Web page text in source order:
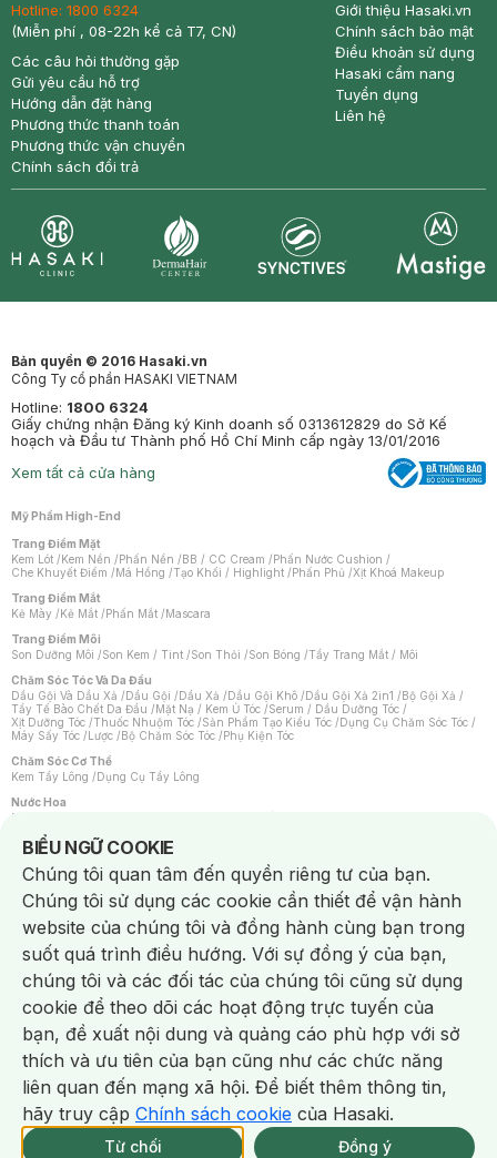
NowFree 2H Giao Nhanh Miễn Phí 2H Xem chi tiết
124/337 CN CÒN SP Mua online
Hotline: 1800 6324
(Miễn phí , 08-22h kể cả T7, CN)
Các câu hỏi thường gặp
Gửi yêu cầu hỗ trợ
Hướng dẫn đặt hàng
Phương thức thanh toán
Phương thức vận chuyển
Chính sách đổi trả
Giới thiệu Hasaki.vn
Chính sách bảo mật
Điều khoản sử dụng
Hasaki cẩm nang
Tuyển dụng
Liên hệ
Bản quyền © 2016 Hasaki.vn
Công Ty cổ phần HASAKI VIETNAM
Hotline: 1800 6324
Giấy chứng nhận Đăng ký Kinh doanh số 0313612829 do Sở Kế
hoạch và Đầu tư Thành phố Hồ Chí Minh cấp ngày 13/01/2016
Xem tất cả cửa hàng
Mỹ Phẩm High-End
Trang Điểm Mặt
Kem Lót /Kem Nền /Phấn Nền /BB / CC Cream /Phấn Nước Cushion /
Che Khuyết Điểm /Má Hồng /Tạo Khối / Highlight /Phấn Phủ /Xịt Khoá Makeup
Trang Điểm Mắt
Kẻ Mày /Kẻ Mắt /Phấn Mắt /Mascara
Trang Điểm Môi
Son Dưỡng Môi /Son Kem / Tint /Son Thỏi /Son Bóng /Tẩy Trang Mắt / Môi
Chăm Sóc Tóc Và Da Đầu
Dầu Gội Và Dầu Xả /Dầu Gội /Dầu Xả /Dầu Gội Khô /Dầu Gội Xả 2in1 /Bộ Gội Xả /
Tẩy Tế Bào Chết Da Đầu /Mặt Nạ / Kem Ủ Tóc /Serum / Dầu Dưỡng Tóc /
Xịt Dưỡng Tóc /Thuốc Nhuộm Tóc /Sản Phẩm Tạo Kiểu Tóc /Dụng Cụ Chăm Sóc Tóc /
Máy Sấy Tóc /Lược /Bộ Chăm Sóc Tóc /Phụ Kiện Tóc
Chăm Sóc Cơ Thể
Kem Tẩy Lông /Dụng Cụ Tẩy Lông
Nước Hoa
Nước Hoa Nữ
Chăm Sóc Cá Nhân
Chống Muỗi /Khẩu Trang /Máy Massage/Mặt Nạ Xông Hơi /Nước Rửa Tay/
Sản Phẩm Chăm Sóc Khác /Bàn Chải Đánh Răng /Bàn Chải Điện/
Hỗ Trợ Trắng Răng/Kem Đánh Răng /Máy Tăm Nước/ Nước Súc Miệng/
Tăm / Chỉ Nha Khoa/ Xịt Thơm Miệng / Dung Dịch Vệ Sinh/Dưỡng Vùng Kín/
Khăn Ướt Vệ Sinh Vùng Kín/Băng Vệ Sinh/Tampon/Bọt Cạo Râu /Dao Cạo Râu/
Máy Cạo Râu
Vấn Đề Về Da
Da Dầu / Lỗ Chân Lông To/ Da Khô / Mất Nước/ Da Lão Hóa/ Da Mụn/
Da Nhạy Cảm / Kích Ứng
Da Xỉn Màu Thâm / Nám / Tàn Nhang
Quầng Thâm & Bọng Mắt /Sẹo /Viêm Da Cơ Địa
Dụng Cụ / Phụ Kiện Chăm Sóc Da
Bông Tẩy Trang
Khăn Lau Mặt Khô Dụng Cụ / Máy Rửa Mặt Máy Chăm Sóc Da
Dụng Cụ Chăm Sóc Khác
BIỂU NGỮ COOKIE
Notice about cookies usage
Chúng tôi quan tâm đến quyền riêng tư của bạn.
Chúng tôi sử dụng các cookie cần thiết để vận hành
website của chúng tôi và đồng hành cùng bạn trong
suốt quá trình điều hướng. Với sự đồng ý của bạn,
chúng tôi và các đối tác của chúng tôi cũng sử dụng
cookie để theo dõi các hoạt động trực tuyến của
bạn, đề xuất nội dung và quảng cáo phù hợp với sở
thích và ưu tiên của bạn cũng như các chức năng
liên quan đến mạng xã hội. Để biết thêm thông tin,
hãy truy cập Chính sách cookie của Hasaki.
Từ chối Đồng ý